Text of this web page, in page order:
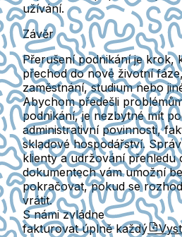
užívání.
Závěr
Přerušení podnikání je krok,
přechod do nové životní
zaměstnání, studium nebo
Abychom předešli
podnikání, je nezbytné mít
administrativní povinnosti,
skladové hospodářství.
klienty a udržování přehledu
dokumentech vám umožní
pokračovat, pokud se
vrátit.
S námi zvládne
fakturovat úplně každý